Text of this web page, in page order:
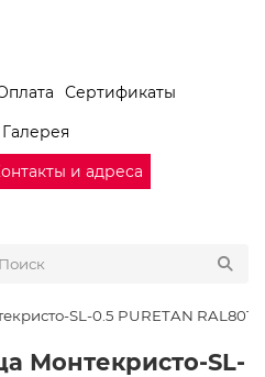
Сертификаты
Галерея
и адреса
SL-0.5 PURETAN RAL8017
Монтекристо-SL-